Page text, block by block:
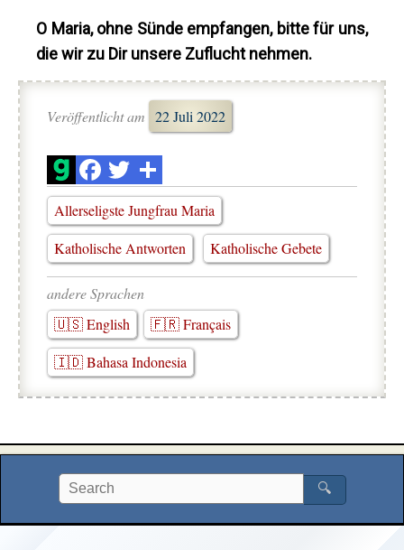
O Maria, ohne Sünde empfangen, bitte für uns,
die wir zu Dir unsere Zuflucht nehmen.
Veröffentlicht am 22 Juli 2022
Allerseligste Jungfrau Maria
Katholische Antworten
Katholische Gebete
andere Sprachen
🇺🇸 English
🇫🇷 Français
🇮🇩 Bahasa Indonesia
🔍